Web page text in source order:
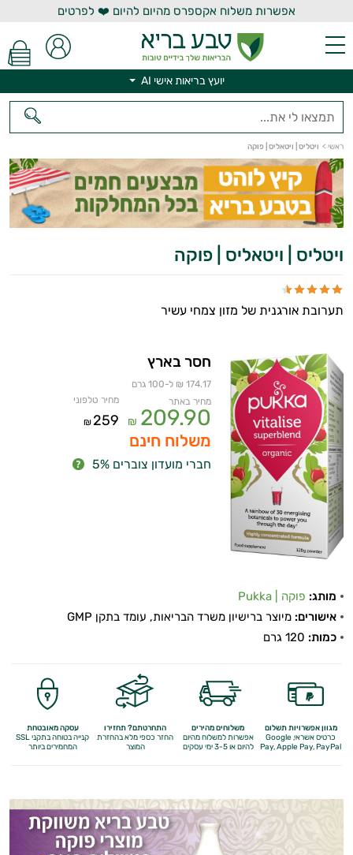
אפשרות משלוח אקספרס מהיום להיום ❤️ לפרטים
יועץ בריאות אישי AI
ראשי > ויטליס | ויטאליס | פוקה
ויטליס | ויטאליס | פוקה
תערובת אורגנית של מזון צמחי עשיר
חסר בארץ
174.17 ₪ ל-100 גרם
מחיר באתר
209.90
₪
מחיר טלפוני
259
₪
משלוח חינם
חברי מועדון צוברים 5%
מותג: פוקה | Pukka
אישורים: מיוצר ברישיון משרד הבריאות, עומד בתקן GMP
כמות:
מגוון אפשרויות תשלום
כרטיס אשראי, Google
Pay,Apple Pay, PayPal
משלוחים מהירים
אפשרות למשלוח מהיום
להיום או 3-5 ימי עסקים
התחרטתם? תחזירו
החזר כספי מלאבהחזרת
המוצר
עסקה מאובטחת
קנייה בטוחה בתקני SSL
המחמירים ביותר
יועץ בריאות אישי AI